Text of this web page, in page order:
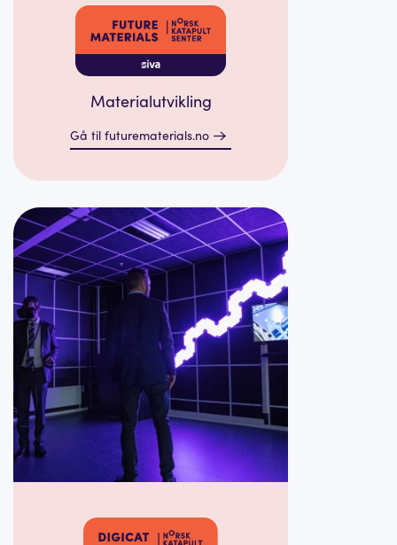
Materialutvikling
Gå til futurematerials.no